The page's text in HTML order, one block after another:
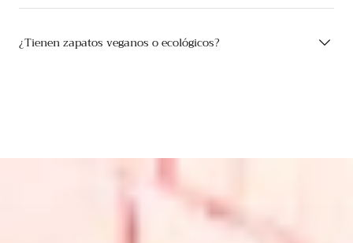
¿Tienen zapatos veganos o ecológicos?